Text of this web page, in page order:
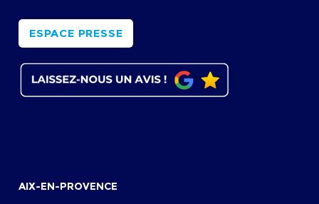
ESPACE PRESSE
AIX-EN-PROVENCE